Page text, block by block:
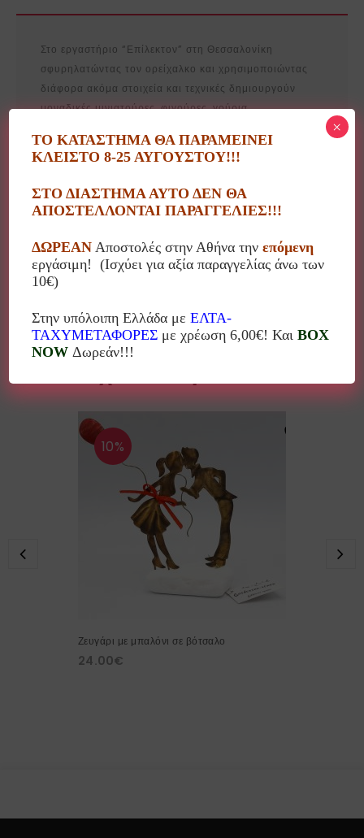
Στο εργαστήριο “Επίλεκτον” στη Θεσσαλονίκη
σφυρηλατώντας τον ορείχαλκο και χρησιμοποιώντας
διάφορα ακόμα στοιχεία και τεχνικές δημιουργούν
μοναδικές μινιατούρες, φιγούρες, γούρια,
Στη συλλογή του εργαστήριου θα βρείτε πολλά
θεματικά διακοσμητικά αντικείμενα (επαγγέλματα,
χόμπυ, ζώα κτλ) και υπάρχει και η δυνατότητα ειδικών
παραγγελιών!
δικαιολογούνται αποκλίσεις από το αντικείμενο της
φωτογραφίας αλλά και στις διαστάσεις!
10%
Ζευγάρι με μπαλόνι σε βότσαλο
24.00€
ΤΟ ΚΑΤΑΣΤΗΜΑ ΘΑ ΠΑΡΑΜΕΙΝΕΙ
ΚΛΕΙΣΤΟ 8-25 ΑΥΓΟΥΣΤΟΥ!!!
ΣΤΟ ΔΙΑΣΤΗΜΑ ΑΥΤΟ ΔΕΝ ΘΑ
ΑΠΟΣΤΕΛΛΟΝΤΑΙ ΠΑΡΑΓΓΕΛΙΕΣ!!!
ΔΩΡΕΑΝ Αποστολές στην Αθήνα τηνεπόμενη
εργάσιμη! (Ισχύει για αξία παραγγελίας άνω των
10€)
Στην υπόλοιπη Ελλάδα μεΕΛΤΑ-
ΤΑΧΥΜΕΤΑΦΟΡΕΣ με χρέωση 6,00€! ΚαιBOX
NOW Δωρεάν!!!
×